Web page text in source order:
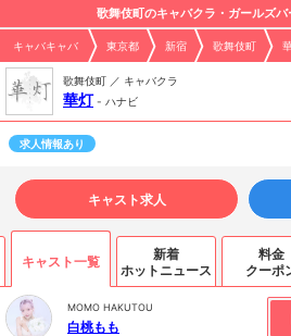
歌舞伎町のキャバクラ・ガールズバ
キャバキャバ 東京都 新宿 歌舞伎町
歌舞伎町 ／ キャバクラ
華灯 - ハナビ
求人情報あり
キャスト求人
キャスト一覧
新着
ホットニュース
料金
クーポ
MOMO HAKUTOU
白桃もも